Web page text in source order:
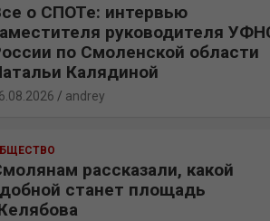
о СПОТе: интервью
руководителя
по Смоленской области
Калядиной
andrey
рассказали, какой
станет площадь